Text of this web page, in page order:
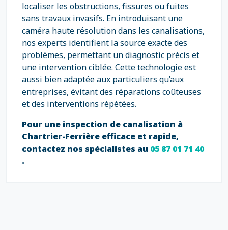
localiser les obstructions, fissures ou fuites
sans travaux invasifs. En introduisant une
caméra haute résolution dans les canalisations,
nos experts identifient la source exacte des
problèmes, permettant un diagnostic précis et
une intervention ciblée. Cette technologie est
aussi bien adaptée aux particuliers qu’aux
entreprises, évitant des réparations coûteuses
et des interventions répétées.
Pour une inspection de canalisation à
Chartrier-Ferrière efficace et rapide,
contactez nos spécialistes au 05 87 01 71 40
.